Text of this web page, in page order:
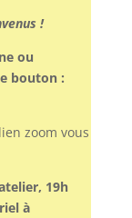
!
ou
bouton :
zoom vous
19h
à